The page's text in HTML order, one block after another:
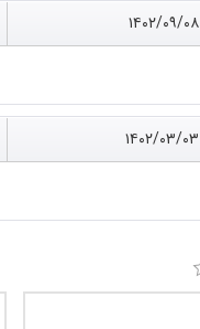
۱۴۰۲/۰۹/۰۸
۱۴۰۲/۰۳/۰۳